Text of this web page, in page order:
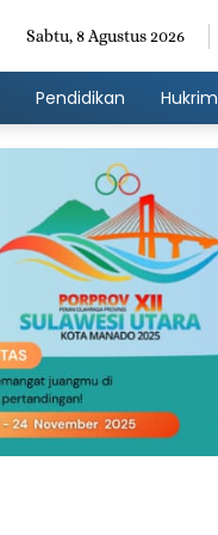
Sabtu, 8 Agustus 2026
Pendidikan Hukrim